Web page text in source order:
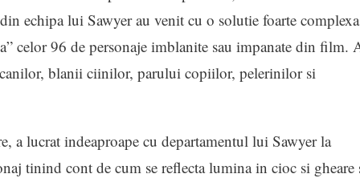
echipa lui Sawyer au venit cu o solutie foarte
celor 96 de personaje imblanite sau impanate din film.
blanii ciinilor, parului copiilor, pelerinilor si
a lucrat indeaproape cu departamentul lui Sawyer la
tinind cont de cum se reflecta lumina in cioc si gheare